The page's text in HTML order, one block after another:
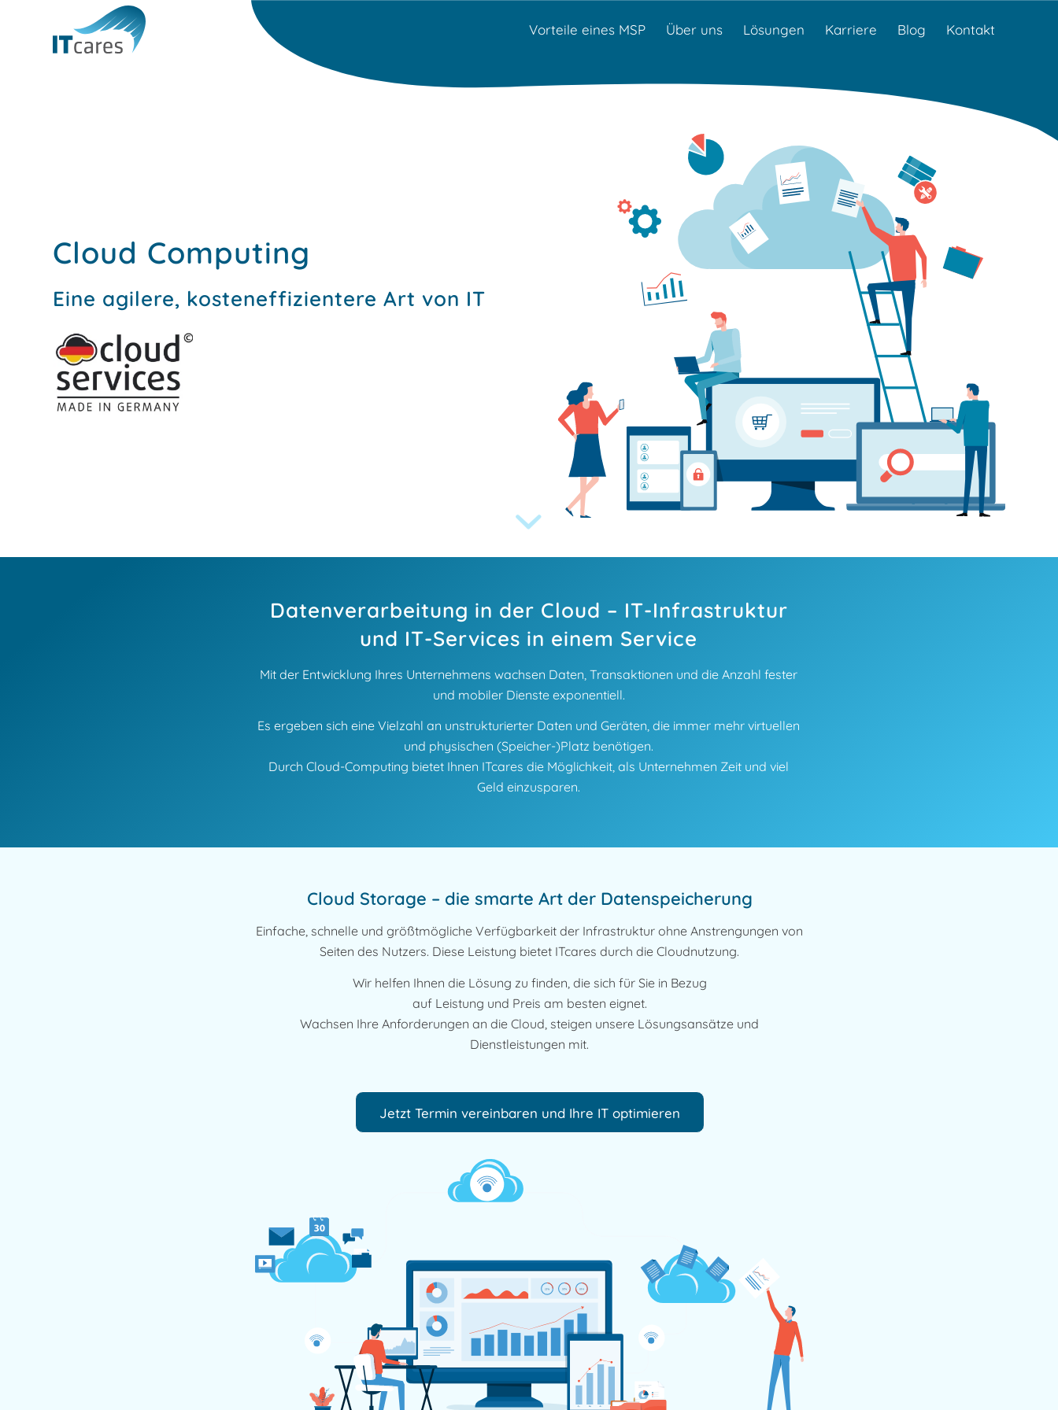
Vorteile eines MSP Über uns Lösungen Karriere Blog Kontakt
Cloud Computing
Eine agilere, kosteneffizientere Art von IT
Datenverarbeitung in der Cloud – IT-Infrastruktur
und IT-Services in einem Service
Mit der Entwicklung Ihres Unternehmens wachsen Daten, Transaktionen und die Anzahl fester
und mobiler Dienste exponentiell.
Es ergeben sich eine Vielzahl an unstrukturierter Daten und Geräten, die immer mehr virtuellen
und physischen (Speicher-)Platz benötigen.
Durch Cloud-Computing bietet Ihnen ITcares die Möglichkeit, als Unternehmen Zeit und viel
Geld einzusparen.
Cloud Storage – die smarte Art der Datenspeicherung
Einfache, schnelle und größtmögliche Verfügbarkeit der Infrastruktur ohne Anstrengungen von
Seiten des Nutzers. Diese Leistung bietet ITcares durch die Cloudnutzung.
Wir helfen Ihnen die Lösung zu finden, die sich für Sie in Bezug
auf Leistung und Preis am besten eignet.
Wachsen Ihre Anforderungen an die Cloud, steigen unsere Lösungsansätze und
Dienstleistungen mit.
Jetzt Termin vereinbaren und Ihre IT optimieren